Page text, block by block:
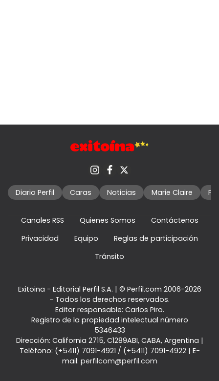
Diario Perfil Caras Noticias Marie Claire
Canales RSS Quienes Somos
Contáctenos
Privacidad
Equipo
Reglas de participación
Tránsito
Exitoina - Editorial Perfil S.A. | © Perfil.com 2006-2026
- Todos los derechos reservados.
Editor responsable: Carlos Piro.
Registro de la propiedad intelectual número
5346433
Dirección: California 2715, C1289ABI, CABA, Argentina |
Teléfono: (+5411) 7091-4921 / (+5411) 7091-4922| E-
mail: perfilcom@perfil.com